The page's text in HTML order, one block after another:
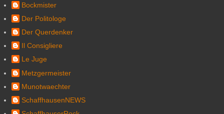
Bockmister
Der Politologe
Der Querdenker
Il Consigliere
Le Juge
Metzgermeister
Munotwaechter
SchaffhausenNEWS